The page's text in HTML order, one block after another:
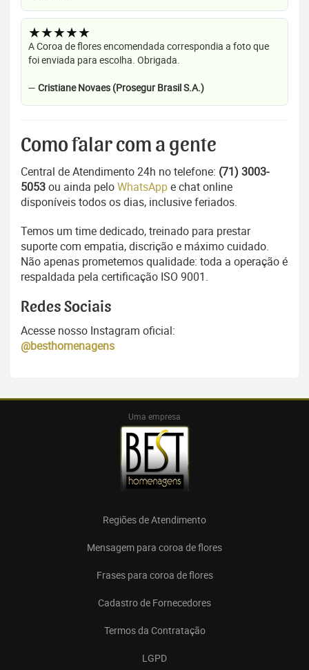
★★★★★
A Coroa de flores encomendada correspondia a foto que
foi enviada para escolha. Obrigada.
— Cristiane Novaes (Prosegur Brasil S.A.)
Como falar com a gente
Central de Atendimento 24h no telefone: (71) 3003-
5053ou ainda peloWhatsAppe chat online
disponíveis todos os dias, inclusive feriados.
Temos um time dedicado, treinado para prestar
suporte com empatia, discrição e máximo cuidado.
Não apenas prometemos qualidade: toda a operação é
respaldada pela certificação ISO 9001.
Redes Sociais
Acesse nosso Instagram oficial:
@besthomenagens
Uma empresa
Regiões de Atendimento
Mensagem para coroa de flores
Frases para coroa de flores
Cadastro de Fornecedores
Termos da Contratação
LGPD